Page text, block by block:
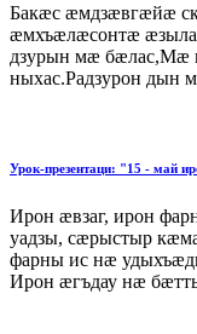
Бакæс æмдзæвгæйæ
æмхъæлæсонтæ
дзурын мæ бæлас,Мæ
ныхас.Радзурон дын
Урок-презентаци: "15 - май
Ирон æвзаг, ирон
уадзы, сæрыстыр
фарны ис нæ
Ирон æгъдау нæ